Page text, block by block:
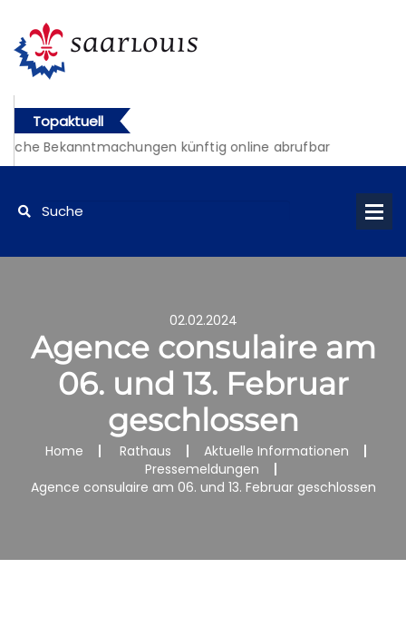
Topaktuell
Bekanntmachungen künftig online abrufbar
02.02.2024
Agence consulaire am
06. und 13. Februar
geschlossen
Home Rathaus
Aktuelle Informationen
Pressemeldungen
Agence consulaire am 06. und 13. Februar geschlossen